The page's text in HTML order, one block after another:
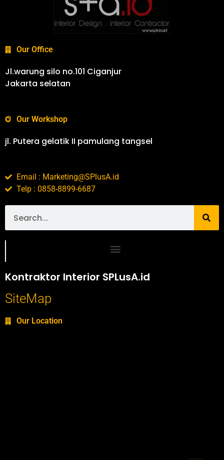
Our Office
Jl.warung silo no.101 Ciganjur
Jakarta selatan
Our Workshop
jl. Putera gelatik II pamulang tangsel
Email : Marketing@SPlusA.id
Telp : 0858-8899-6687
Kontraktor Interior SPLusA.id
SiteMap
Our Location